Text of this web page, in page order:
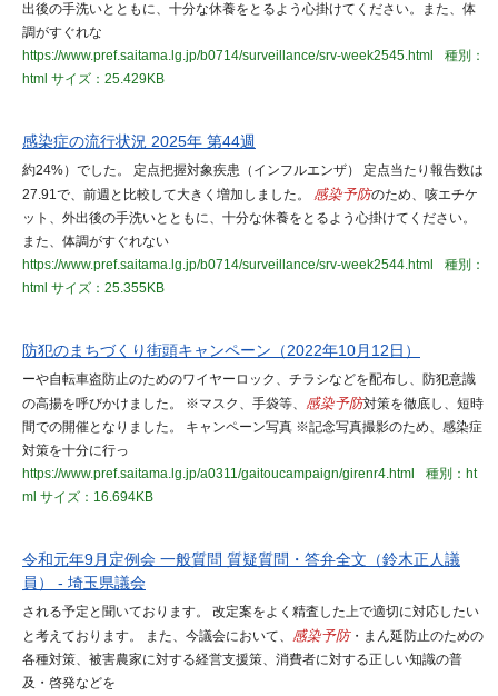
出後の手洗いとともに、十分な休養をとるよう心掛けてください。また、体
調がすぐれな
https://www.pref.saitama.lg.jp/b0714/surveillance/srv-week2545.html
種別：
html サイズ：25.429KB
感染症の流行状況 2025年 第44週
約24%）でした。 定点把握対象疾患（インフルエンザ） 定点当たり報告数は
27.91で、前週と比較して大きく増加しました。 感染予防のため、咳エチケ
ット、外出後の手洗いとともに、十分な休養をとるよう心掛けてください。
また、体調がすぐれない
https://www.pref.saitama.lg.jp/b0714/surveillance/srv-week2544.html
種別：
html サイズ：25.355KB
防犯のまちづくり街頭キャンペーン（2022年10月12日）
ーや自転車盗防止のためのワイヤーロック、チラシなどを配布し、防犯意識
の高揚を呼びかけました。 ※マスク、手袋等、 感染予防対策を徹底し、短時
間での開催となりました。 キャンペーン写真 ※記念写真撮影のため、感染症
対策を十分に行っ
https://www.pref.saitama.lg.jp/a0311/gaitoucampaign/girenr4.html
種別：ht
ml サイズ：16.694KB
令和元年9月定例会 一般質問 質疑質問・答弁全文（鈴木正人議
員） - 埼玉県議会
される予定と聞いております。 改定案をよく精査した上で適切に対応したい
と考えております。 また、今議会において、 感染予防・まん延防止のための
各種対策、被害農家に対する経営支援策、消費者に対する正しい知識の普
及・啓発などを